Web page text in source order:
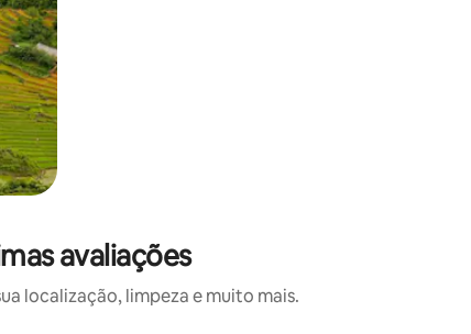
avaliações
localização, limpeza e muito mais.